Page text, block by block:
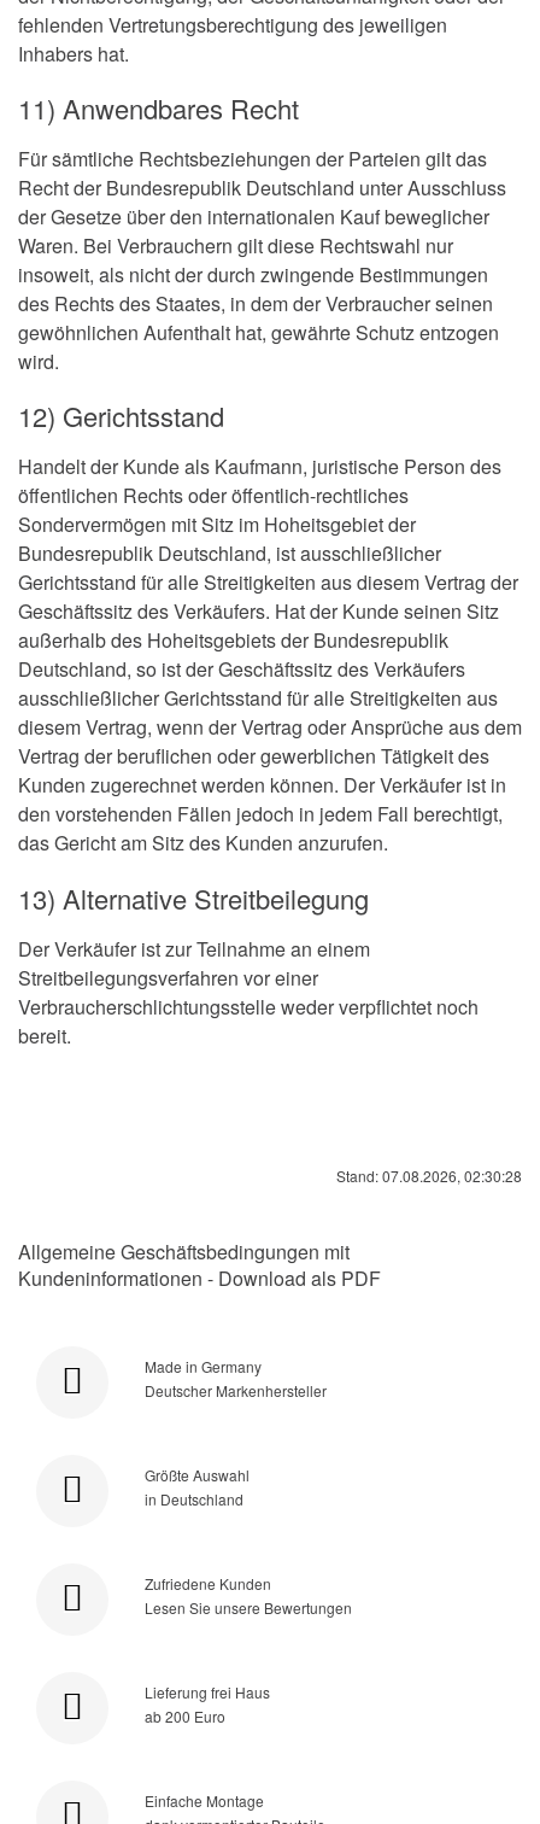
fehlenden Vertretungsberechtigung des jeweiligen
Inhabers hat.
11) Anwendbares Recht
Für sämtliche Rechtsbeziehungen der Parteien gilt das
Recht der Bundesrepublik Deutschland unter Ausschluss
der Gesetze über den internationalen Kauf beweglicher
Waren. Bei Verbrauchern gilt diese Rechtswahl nur
insoweit, als nicht der durch zwingende Bestimmungen
des Rechts des Staates, in dem der Verbraucher seinen
gewöhnlichen Aufenthalt hat, gewährte Schutz entzogen
wird.
12) Gerichtsstand
Handelt der Kunde als Kaufmann, juristische Person des
öffentlichen Rechts oder öffentlich-rechtliches
Sondervermögen mit Sitz im Hoheitsgebiet der
Bundesrepublik Deutschland, ist ausschließlicher
Gerichtsstand für alle Streitigkeiten aus diesem Vertrag der
Geschäftssitz des Verkäufers. Hat der Kunde seinen Sitz
außerhalb des Hoheitsgebiets der Bundesrepublik
Deutschland, so ist der Geschäftssitz des Verkäufers
ausschließlicher Gerichtsstand für alle Streitigkeiten aus
diesem Vertrag, wenn der Vertrag oder Ansprüche aus dem
Vertrag der beruflichen oder gewerblichen Tätigkeit des
Kunden zugerechnet werden können. Der Verkäufer ist in
den vorstehenden Fällen jedoch in jedem Fall berechtigt,
das Gericht am Sitz des Kunden anzurufen.
13) Alternative Streitbeilegung
Der Verkäufer ist zur Teilnahme an einem
Streitbeilegungsverfahren vor einer
Verbraucherschlichtungsstelle weder verpflichtet noch
bereit.
Stand: 07.08.2026, 02:30:28
Allgemeine Geschäftsbedingungen mit
Kundeninformationen - Download als PDF
Made in Germany
Deutscher Markenhersteller
Größte Auswahl
in Deutschland
Zufriedene Kunden
Lesen Sie unsere Bewertungen
Lieferung frei Haus
ab 200 Euro
Einfache Montage